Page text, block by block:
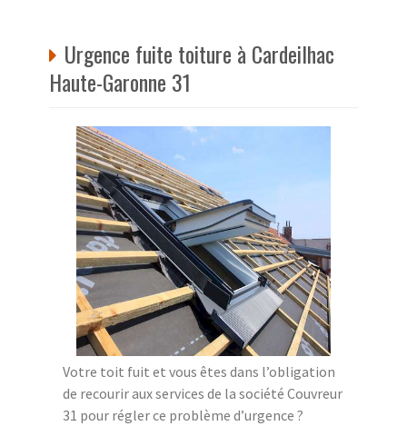
Urgence fuite toiture à Cardeilhac
Haute-Garonne 31
Votre toit fuit et vous êtes dans l’obligation
de recourir aux services de la société Couvreur
31 pour régler ce problème d’urgence ?